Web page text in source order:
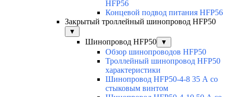
HFP56
Концевой подвод питания HFP56
Закрытый троллейный шинопровод HFP50
▼
Шинопровод HFP50 ▼
Обзор шинопроводов HFP50
Троллейный шинопровод HFP50
характеристики
Шинопровод HFP50-4-8 35 А со
стыковым винтом